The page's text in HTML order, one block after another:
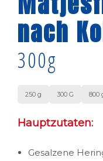
nach
300g
250 g 300 G 800
Hauptzutaten:
Gesalzene